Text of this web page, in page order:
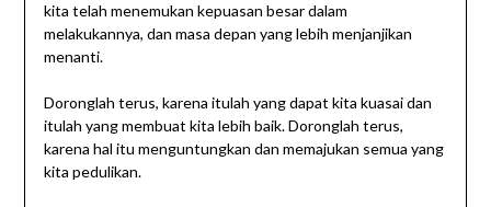
kita telah menemukan kepuasan besar dalam
melakukannya, dan masa depan yang lebih menjanjikan
menanti.
Doronglah terus, karena itulah yang dapat kita kuasai dan
itulah yang membuat kita lebih baik. Doronglah terus,
karena hal itu menguntungkan dan memajukan semua yang
kita pedulikan.